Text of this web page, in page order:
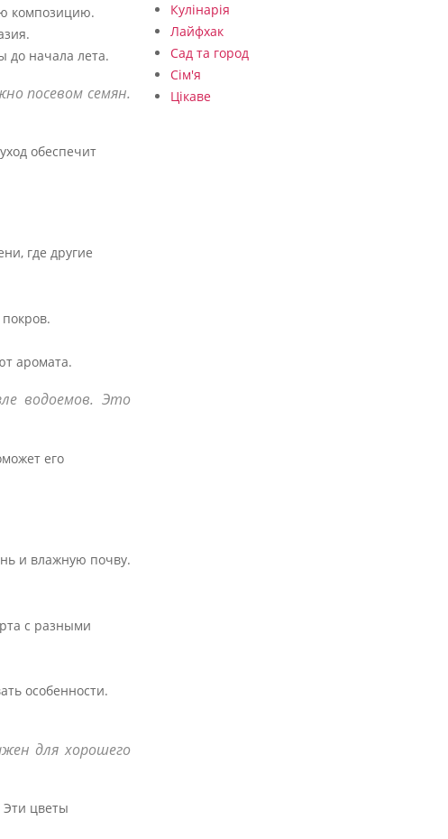
композицию.
до начала лета.
посевом семян.
обеспечит
где другие
аромата.
водоемов. Это
его
и влажную почву.
с разными
особенности.
для хорошего
цветы
Кулінарія
Лайфхак
Сад та город
Сім'я
Цікаве